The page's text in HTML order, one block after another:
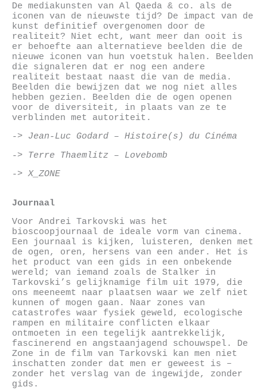
De mediakunsten van Al Qaeda & co. als de
iconen van de nieuwste tijd? De impact van de
kunst definitief overgenomen door de
realiteit? Niet echt, want meer dan ooit is
er behoefte aan alternatieve beelden die de
nieuwe iconen van hun voetstuk halen. Beelden
die signaleren dat er nog een andere
realiteit bestaat naast die van de media.
Beelden die bewijzen dat we nog niet alles
hebben gezien. Beelden die de ogen openen
voor de diversiteit, in plaats van ze te
verblinden met autoriteit.
-> Jean-Luc Godard – Histoire(s) du Cinéma
-> Terre Thaemlitz – Lovebomb
-> X_ZONE
Journaal
Voor Andrei Tarkovski was het
bioscoopjournaal de ideale vorm van cinema.
Een journaal is kijken, luisteren, denken met
de ogen, oren, hersens van een ander. Het is
het product van een gids in een onbekende
wereld; van iemand zoals de Stalker in
Tarkovski’s gelijknamige film uit 1979, die
ons meeneemt naar plaatsen waar we zelf niet
kunnen of mogen gaan. Naar zones van
catastrofes waar fysiek geweld, ecologische
rampen en militaire conflicten elkaar
ontmoeten in een tegelijk aantrekkelijk,
fascinerend en angstaanjagend schouwspel. De
Zone in de film van Tarkovski kan men niet
inschatten zonder dat men er geweest is –
zonder het verslag van de ingewijde, zonder
gids.